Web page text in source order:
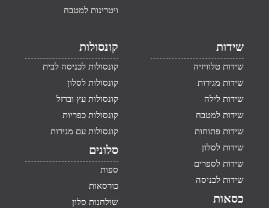
ויטרינות למטבח
שידות
שידות טלוויזיה
שידות מגירות
שידות לילה
שידות למטבח
שידות פתוחות
שידות לסלון
שידות לספרים
שידות לכניסה
כסאות
קונסולות
קונסולות לכניסה לבית
קונסולות לסלון
קונסולות עץ וברזל
קונסולות כפריות
קונסולות עם מגירות
סלונים
ספות
כורסאות
שולחנות סלון